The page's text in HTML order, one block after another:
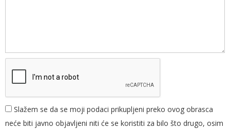
Slažem se da se moji podaci prikupljeni preko ovog obrasca
neće biti javno objavljeni niti će se koristiti za bilo što drugo, osim